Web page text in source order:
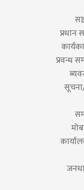
प्रधान
प्रवन्ध
सूचना/